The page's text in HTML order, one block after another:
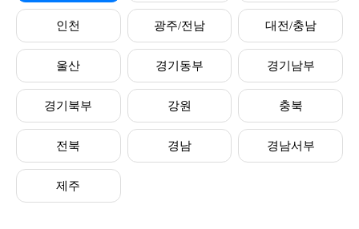
인천 광주/전남 대전/충남
울산 경기동부 경기남부
경기북부 강원 충북
전북 경남 경남서부
제주